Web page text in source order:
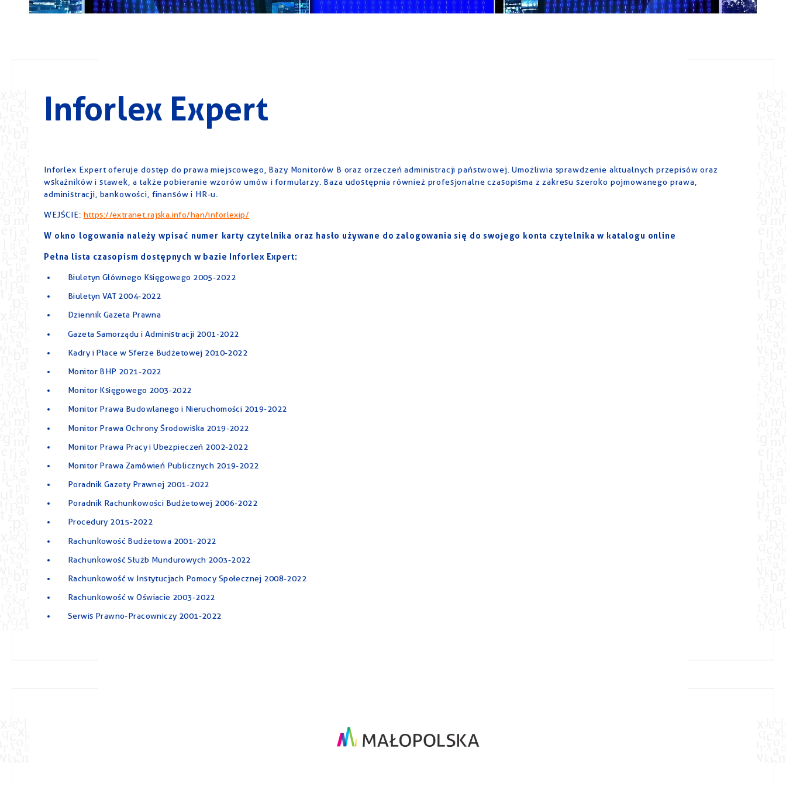
Inforlex Expert
Inforlex Expert oferuje dostęp do prawa miejscowego, Bazy Monitorów B oraz orzeczeń administracji państwowej. Umożliwia sprawdzenie aktualnych przepisów oraz
wskaźników i stawek, a także pobieranie wzorów umów i formularzy. Baza udostępnia również profesjonalne czasopisma z zakresu szeroko pojmowanego prawa,
administracji, bankowości, finansów i HR-u.
WEJŚCIE: https://extranet.rajska.info/han/inforlexip/
W okno logowania należy wpisać numer karty czytelnika oraz hasło używane do zalogowania się do swojego konta czytelnika w katalogu online
Pełna lista czasopism dostępnych w bazie Inforlex Expert:
Biuletyn Głównego Księgowego 2005-2022
Biuletyn VAT 2004-2022
Dziennik Gazeta Prawna
Gazeta Samorządu i Administracji 2001-2022
Kadry i Płace w Sferze Budżetowej 2010-2022
Monitor BHP 2021-2022
Monitor Księgowego 2003-2022
Monitor Prawa Budowlanego i Nieruchomości 2019-2022
Monitor Prawa Ochrony Środowiska 2019-2022
Monitor Prawa Pracy i Ubezpieczeń 2002-2022
Monitor Prawa Zamówień Publicznych 2019-2022
Poradnik Gazety Prawnej 2001-2022
Poradnik Rachunkowości Budżetowej 2006-2022
Procedury 2015-2022
Rachunkowość Budżetowa 2001-2022
Rachunkowość Służb Mundurowych 2003-2022
Rachunkowość w Instytucjach Pomocy Społecznej 2008-2022
Rachunkowość w Oświacie 2003-2022
Serwis Prawno-Pracowniczy 2001-2022